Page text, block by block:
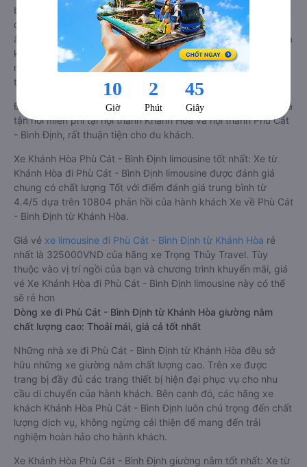
bọc da bình thường. Kèm theo các ghế có nhiều tiện nghi hiện
đại như ti-vi, tủ lạnh mini, ổ cắm usb, đèn đọc sách, hệ thống
âm thanh cao cấp. Có vách ngăn riêng biệt giữa khoang lái và
khoang hành khách. Khoảng cách giữa các ghế ngồi rất thoải
mái, không nhồi nhét. Luôn đáp ứng được nhu cầu về sang
trọng, thoải mái và tiện nghi trong việc di chuyển.
Đây là loại xe Khánh Hòa Phù Cát - Bình Định có hỗ trợ đón/trả
tận nơi miễn phí tại nội thành Khánh Hòa và nội thành Phù Cát
- Bình Định, rất thuận tiện cho du khách.
Xe Khánh Hòa Phù Cát - Bình Định limousine tốt nhất: Xe từ
Khánh Hòa đi Phù Cát - Bình Định limousine được đánh giá
chung có chất lượng Tốt với điểm đánh giá trung bình từ
4.4/5 dựa trên 10804 phản hồi của hành khách Xe về Phù Cát
- Bình Định từ Khánh Hòa.
Giá vé xe limousine đi Phù Cát - Bình Định từ Khánh Hòa rẻ
nhất là 325000VND của hãng xe Trọng Thủy Travel. Tùy
thuộc vào vị trí ngồi của bạn và chương trình khuyến mãi, giá
vé Xe Khánh Hòa đi Phù Cát - Bình Định limousine này có thể
sẽ rẻ hơn
Dòng xe đi Phù Cát - Bình Định từ Khánh Hòa giường nằm
chất lượng cao: Thoải mái, giá cả tốt nhất
Những nhà xe đi Phù Cát - Bình Định từ Khánh Hòa đều sở
hữu những xe giường nằm chất lượng cao. Trên xe được
trang bị đầy đủ các trang thiết bị hiện đại phục vụ cho nhu
cầu di chuyển của hành khách. Bên cạnh đó, các hãng xe
khách Khánh Hòa Phù Cát - Bình Định luôn chú trọng đến chất
lượng dịch vụ, không ngừng cải thiện để mang đến trải
nghiệm hoàn hảo cho hành khách.
Xe Khánh Hòa Phù Cát - Bình Định giường nằm tốt nhất: Xe từ